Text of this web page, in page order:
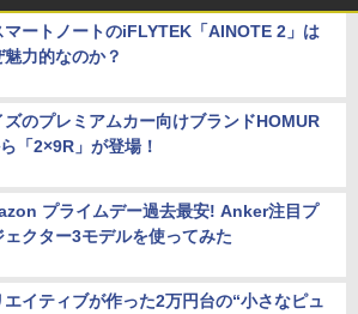
マートノートのiFLYTEK「AINOTE 2」は
魅力的なのか？
ズのプレミアムカー向けブランドHOMUR
「2×9R」が登場！
プライムデー過去最安! Anker注目プ
ェクター3モデルを使ってみた
エイティブが作った2万円台の“小さなピュ